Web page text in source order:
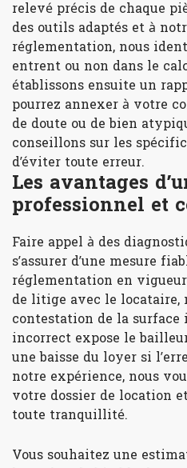
relevé précis de chaque
des outils adaptés et à
réglementation, nous
entrent ou non dans le
établissons ensuite un
pourrez annexer à votre
de doute ou de bien
conseillons sur les
d’éviter toute erreur.
Les avantages
professionnel et
Faire appel à des
s’assurer d’une mesure
réglementation en
de litige avec le locataire,
contestation de la surface
incorrect expose le
une baisse du loyer si
notre expérience, nous
votre dossier de location
toute tranquillité.
Vous souhaitez une